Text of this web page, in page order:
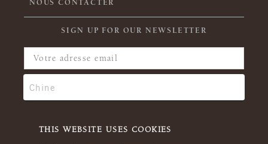
THIS WEBSITE USES COOKIES
NOUS CONTACTER
SIGN UP FOR OUR NEWSLETTER